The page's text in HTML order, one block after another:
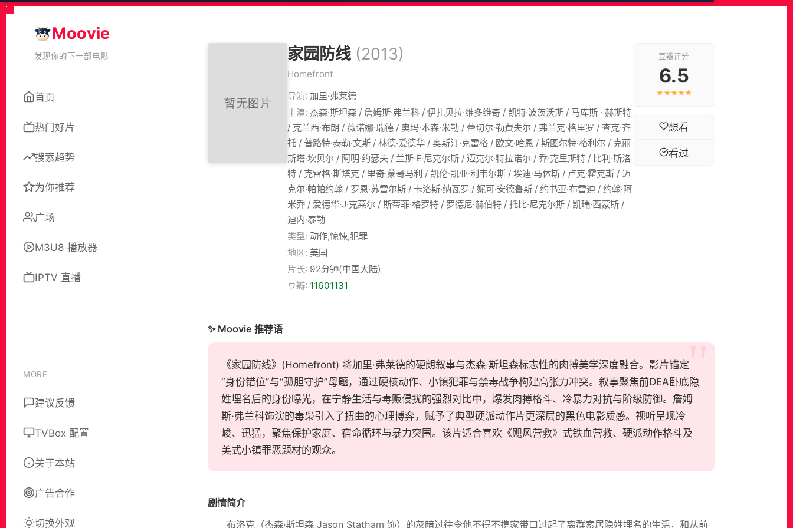
Moovie
发现你的下一部电影
首页
热门好片
搜索趋势
为你推荐
广场
M3U8 播放器
IPTV 直播
MORE
建议反馈
TVBox 配置
关于本站
广告合作
切换外观
家园防线 (2013)
Homefront
导演: 加里·弗莱德
主演: 杰森·斯坦森 / 詹姆斯·弗兰科 / 伊扎贝拉·维多维奇 / 凯特·波茨沃斯 / 马库斯 · 赫斯特
/ 克兰西·布朗 / 薇诺娜·瑞德 / 奥玛·本森·米勒 / 蕾切尔·勒费夫尔 / 弗兰克·格里罗 / 查克·齐
托 / 普路特·泰勒·文斯 / 林德·爱德华 / 奥斯汀·克雷格 / 欧文·哈恩 / 斯图尔特·格利尔 / 克丽
斯塔·坎贝尔 / 阿明·约瑟夫 / 兰斯·E·尼克尔斯 / 迈克尔·特拉诺尔 / 乔·克里斯特 / 比利·斯洛
特 / 克雷格·斯塔克 / 里奇·蒙哥马利 / 凯伦·凯亚·利韦尔斯 / 埃迪·马休斯 / 卢克·霍克斯 / 迈
克尔·帕帕约翰 / 罗恩·苏雷尔斯 / 卡洛斯·纳瓦罗 / 妮可·安德鲁斯 / 约书亚·布雷迪 / 约翰·阿
米乔 / 爱德华·J·克莱尔 / 斯蒂菲·格罗特 / 罗德尼·赫伯特 / 托比·尼克尔斯 / 凯瑞·西蒙斯 /
迪内·泰勒
类型: 动作,惊悚,犯罪
地区: 美国
片长: 92分钟(中国大陆)
豆瓣: 11601131
豆瓣评分
6.5
★★★★★
想看
看过
✨ Moovie 推荐语
《家园防线》(Homefront) 将加里·弗莱德的硬朗叙事与杰森·斯坦森标志性的肉搏美学深度融合。影片锚定
“身份错位”与“孤胆守护”母题，通过硬核动作、小镇犯罪与禁毒战争构建高张力冲突。叙事聚焦前DEA卧底隐
姓埋名后的身份曝光，在宁静生活与毒贩侵扰的强烈对比中，爆发肉搏格斗、冷暴力对抗与阶级防御。詹姆
斯·弗兰科饰演的毒枭引入了扭曲的心理博弈，赋予了典型硬派动作片更深层的黑色电影质感。视听呈现冷
峻、迅猛，聚焦保护家庭、宿命循环与暴力突围。该片适合喜欢《飓风营救》式铁血营救、硬派动作格斗及
美式小镇罪恶题材的观众。
剧情简介
布洛克（杰森·斯坦森 Jason Statham 饰）的灰暗过往令他不得不携家带口过起了离群索居隐姓埋名的生活，和从前